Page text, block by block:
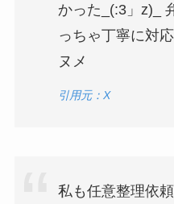
かった_(:3」z)_
っちゃ丁寧に対
ヌメ
引用元：X
私も任意整理依